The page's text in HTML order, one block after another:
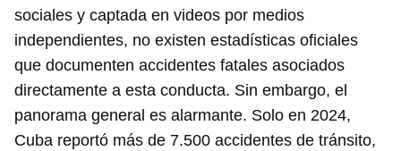
sociales y captada en videos por medios
independientes, no existen estadísticas oficiales
que documenten accidentes fatales asociados
directamente a esta conducta. Sin embargo, el
panorama general es alarmante. Solo en 2024,
Cuba reportó más de 7.500 accidentes de tránsito,